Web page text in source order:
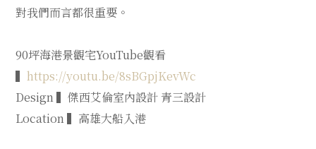
對我們而言都很重要。
90坪海港景觀宅YouTube觀看
▍https://youtu.be/8sBGpjKevWc
Design▍傑西艾倫室內設計 青三設計
Location▍高雄大船入港